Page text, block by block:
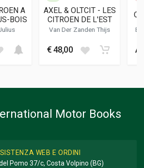
A
BOIS
AXEL & OLTCIT - LES
CITROEN DE L'EST
Van Der Zanden Thijs
€ 48,00
Motor Books
WEB E ORDINI
Pomo 37/c, Costa Volpino (BG)